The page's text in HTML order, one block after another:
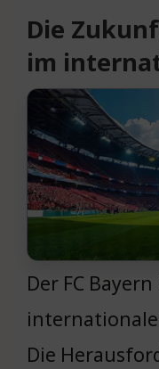
Die
im
Der FC
Die